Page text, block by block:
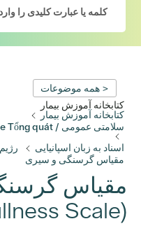
< همه موضوعات
کتابخانه آموزش بیمار
کتابخانه آموزش بیمار
سلامتی عمومی / Bienestar general / Sức khỏe Tổng quát
اسناد به زبان اسپانیایی
مقیاس گرسنگی و سیری
مقیاس
(Hunger Fullness Scale)